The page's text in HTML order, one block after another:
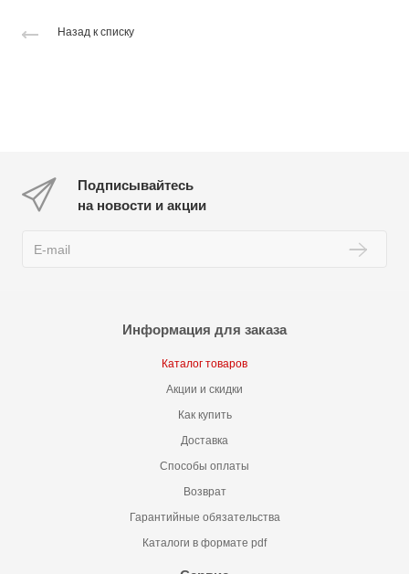
Назад к списку
Подписывайтесь
на новости и акции
Информация для заказа
Каталог товаров
Акции и скидки
Как купить
Доставка
Способы оплаты
Возврат
Гарантийные обязательства
Каталоги в формате pdf